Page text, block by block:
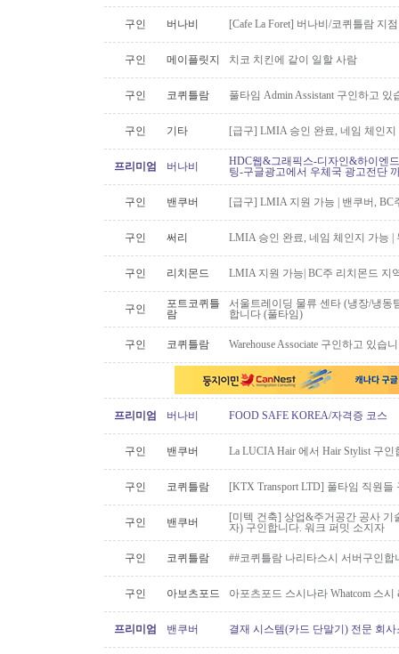
구인 버나비 [Cafe La Foret] 버나비/코퀴틀람 지
구인 메이플릿지 치코 치킨에 같이 일할 사람
구인 코퀴틀람 풀타임 Admin Assistant 구인하고 있
구인 기타 [급구] LMIA 승인 완료, 네임 체인
프리미엄 버나비
HDC웹&그래픽스-디자인&하이엔
팅-구글광고에서 우체국 광고전단
구인 밴쿠버 [급구] LMIA 지원 가능 | 밴쿠버,
구인 써리 LMIA 승인 완료, 네임 체인지 가능 |
구인 리치몬드 LMIA 지원 가능| BC주 리치몬드 지
구인
포트코퀴틀
람
서울트레이딩 물류 센타 (냉장/냉동
합니다 (풀타임)
구인 코퀴틀람 Warehouse Associate 구인하고 있습
프리미엄 버나비 FOOD SAFE KOREA/자격증 코스
구인 밴쿠버 La LUCIA Hair 에서 Hair Stylist 구인
구인 코퀴틀람 [KTX Transport LTD] 풀타임 직원
구인 밴쿠버
[미텍 건축] 상업&주거공간 공사
자) 구인합니다. 워크 퍼밋 소지자
구인 코퀴틀람 ##코퀴틀람 나리타스시 서버구인합
구인 아보츠포드 아포츠포드 스시나라 Whatcom 스
프리미엄 밴쿠버 결재 시스템(카드 단말기) 전문 회